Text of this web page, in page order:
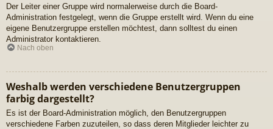
Der Leiter einer Gruppe wird normalerweise durch die Board-
Administration festgelegt, wenn die Gruppe erstellt wird. Wenn du eine
eigene Benutzergruppe erstellen möchtest, dann solltest du einen
Administrator kontaktieren.
Nach oben
Weshalb werden verschiedene Benutzergruppen
farbig dargestellt?
Es ist der Board-Administration möglich, den Benutzergruppen
verschiedene Farben zuzuteilen, so dass deren Mitglieder leichter zu